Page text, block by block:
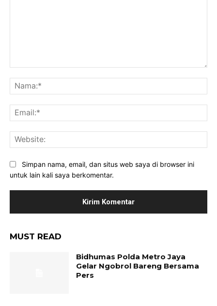
Simpan nama, email, dan situs web saya di browser ini
untuk lain kali saya berkomentar.
MUST READ
Bidhumas Polda Metro Jaya
Gelar Ngobrol Bareng Bersama
Pers